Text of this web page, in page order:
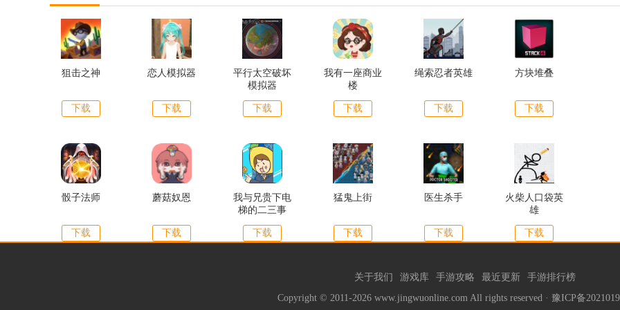
狙击之神
下载
恋人模拟器
下载
平行太空破坏
模拟器
下载
我有一座商业
楼
下载
绳索忍者英雄
下载
方块堆叠
下载
骰子法师
下载
蘑菇奴恩
下载
我与兄贵下电
梯的二三事
下载
猛鬼上街
下载
医生杀手
下载
火柴人口袋英
雄
下载
关于我们 游戏库 手游攻略 最近更新
手游排行榜
Copyright © 2011-2026 www.jingwuonline.com All rights reserved · 豫ICP备